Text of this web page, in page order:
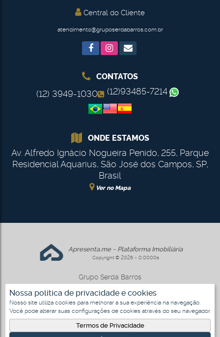
Nossa política de privacidade e cookies
Nosso site utiliza cookies para melhorar a sua experiência na navegação.
Você pode alterar suas configurações de cookies através do seu navegador.
Termos de Privacidade
Central do Cliente
atendimento@gruposerdabarros.com.br
CONTATOS
(12) 3949-1030 (12)93485-7214
ONDE ESTAMOS
Av. Alfredo Ignácio Nogueira Penido, 255, Parque
Residencial Aquarius, São José dos Campos, SP,
Brasil
Ver no Mapa
Apresenta.me ~ Plataforma Imobiliária
Copyright © 2026 ~ 0.0000s
Grupo Serda Barros